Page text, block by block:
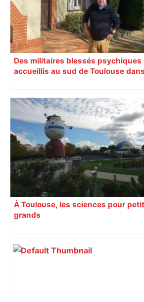
Des militaires blessés psychiques
accueillis au sud de Toulouse
À Toulouse, les sciences pour
grands